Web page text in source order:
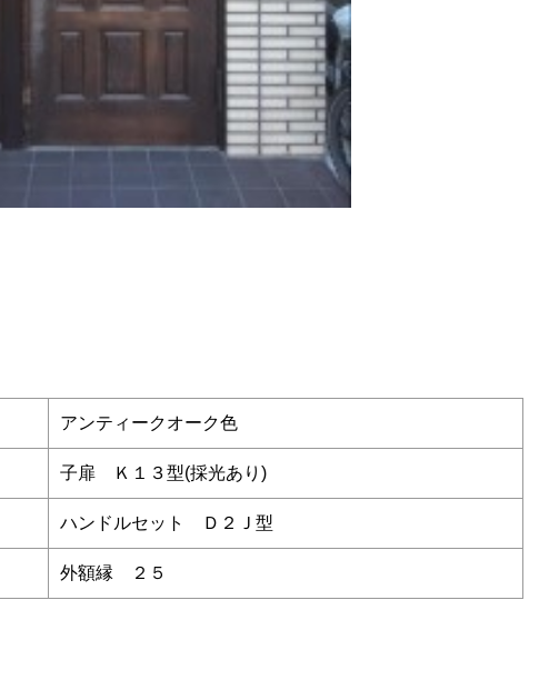
アンティークオーク色
子扉 Ｋ１３型(採光あり)
ハンドルセット Ｄ２Ｊ型
外額縁 ２５